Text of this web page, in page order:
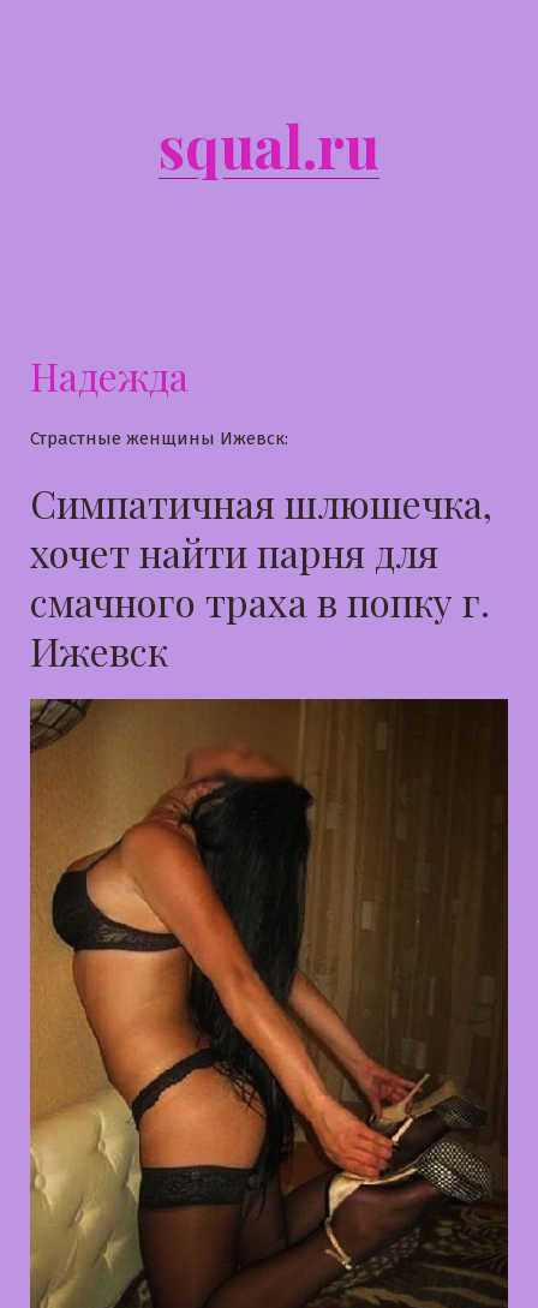
squal.ru
Надежда
Страстные женщины Ижевск:
Симпатичная шлюшечка,
хочет найти парня для
смачного траха в попку г.
Ижевск